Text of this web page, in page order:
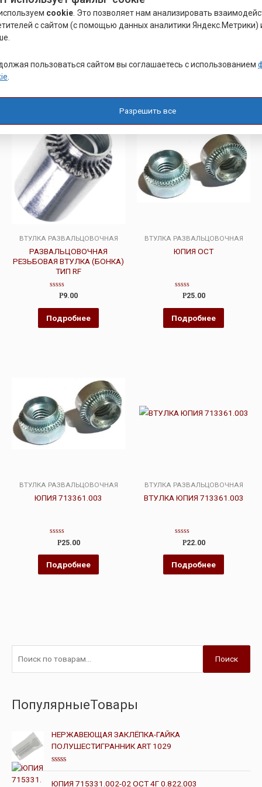
Также наша компания располагает возможностью
ВТУЛКА РАЗВАЛЬЦОВОЧНАЯ
РАЗВАЛЬЦОВОЧНАЯ
РЕЗЬБОВАЯ ВТУЛКА (БОНКА)
ТИП RF
Оценка
из
Р9.00
Подробнее
ВТУЛКА РАЗВАЛЬЦОВОЧНАЯ
ЮПИЯ ОСТ
Оценка
из
Р25.00
Подробнее
ВТУЛКА РАЗВАЛЬЦОВОЧНАЯ
ЮПИЯ 713361.003
Оценка
из
Р25.00
Подробнее
ВТУЛКА РАЗВАЛЬЦОВОЧНАЯ
ВТУЛКА ЮПИЯ 713361.003
Оценка
из
Р22.00
Подробнее
Поиск
ПопулярныеТовары
НЕРЖАВЕЮЩАЯ ЗАКЛЁПКА-ГАЙКА
ПОЛУШЕСТИГРАННИК ART 1029
О
ЮПИЯ 715331.002-02 ОСТ 4Г 0.822.003
cookie . Это позволяет нам анализировать
с сайтом (с помощью данных аналитики Яндекс.Метрики)
пользоваться сайтом вы соглашаетесь с использованием
Разрешить все